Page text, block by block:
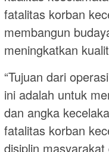
fatalitas korban
membangun
meningkatkan
“Tujuan dari
ini adalah untuk
dan angka
fatalitas korban
disiplin masyarakat